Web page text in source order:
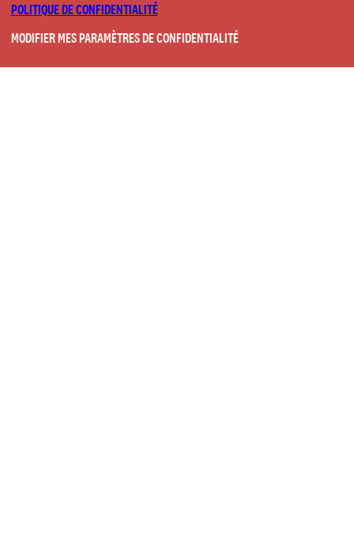
POLITIQUE DE CONFIDENTIALITÉ
MODIFIER MES PARAMÈTRES DE CONFIDENTIALITÉ